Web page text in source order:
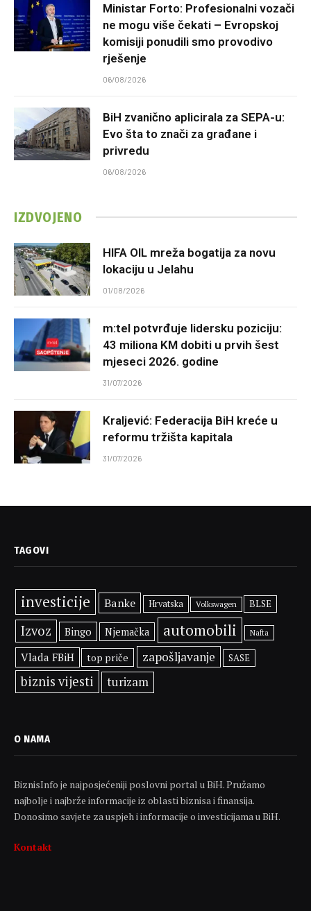
Ministar Forto: Profesionalni vozači
ne mogu više čekati – Evropskoj
komisiji ponudili smo provodivo
rješenje
06/08/2026
BiH zvanično aplicirala za SEPA-u:
Evo šta to znači za građane i
privredu
06/08/2026
IZDVOJENO
HIFA OIL mreža bogatija za novu
lokaciju u Jelahu
01/08/2026
m:tel potvrđuje lidersku poziciju:
43 miliona KM dobiti u prvih šest
mjeseci 2026. godine
31/07/2026
Kraljević: Federacija BiH kreće u
reformu tržišta kapitala
31/07/2026
TAGOVI
investicije Banke Hrvatska Volkswagen BLSE
Izvoz Bingo Njemačka automobili Nafta
Vlada FBiH top priče zapošljavanje SASE
biznis vijesti turizam
O NAMA
BiznisInfo je najposjećeniji poslovni portal u BiH. Pružamo
najbolje i najbrže informacije iz oblasti biznisa i finansija.
Donosimo savjete za uspjeh i informacije o investicijama u BiH.
Kontakt